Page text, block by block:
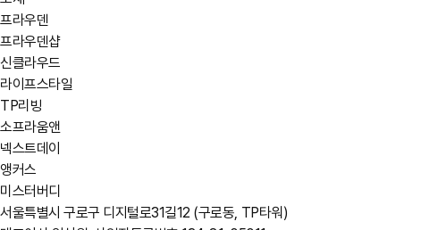
프라우덴
프라우덴샵
신클라우드
라이프스타일
TP리빙
소프라움앤
넥스트데이
앵커스
미스터버디
서울특별시 구로구 디지털로31길12 (구로동, TP타워)